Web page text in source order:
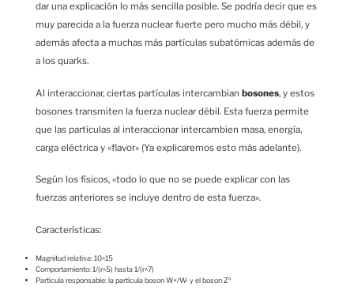
dar una explicación lo más sencilla posible. Se podría decir que es
muy parecida a la fuerza nuclear fuerte pero mucho más débil, y
además afecta a muchas más partículas subatómicas además de
a los quarks.
Al interaccionar, ciertas partículas intercambian bosones, y estos
bosones transmiten la fuerza nuclear débil. Esta fuerza permite
que las partículas al interaccionar intercambien masa, energía,
carga eléctrica y «flavor» (Ya explicaremos esto más adelante).
Según los físicos, «todo lo que no se puede explicar con las
fuerzas anteriores se incluye dentro de esta fuerza».
Características:
Magnitud relativa: 10^15
Comportamiento: 1/(r^5) hasta 1/(r^7)
Partícula responsable: la partícula boson W+/W- y el boson Zº